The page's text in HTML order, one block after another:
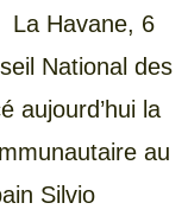
La Havane, 6
National des
aujourd’hui la
au
Silvio